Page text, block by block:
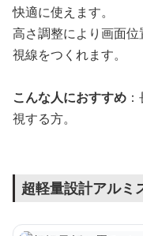
快適に使えます。
高さ調整により画面
視線をつくれます。
こんな人におすすめ
視する方。
超軽量設計アルミ